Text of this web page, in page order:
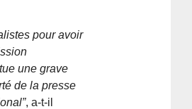
pour avoir
une grave
de la presse
, a-t-il